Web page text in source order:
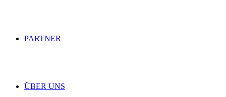
PARTNER
ÜBER UNS